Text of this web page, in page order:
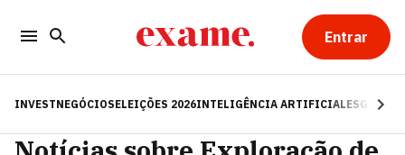
Entrar
INVESTNEGÓCIOSELEIÇÕES 2026INTELIGÊNCIA ARTIFICIALESG